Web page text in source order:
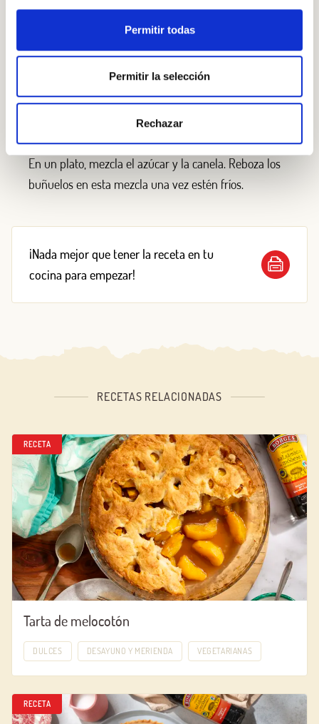
Permitir todas
Permitir la selección
Rechazar
Saca los buñuelos de la sartén y déjalos sobre papel
Paso 4
En un plato, mezcla el azúcar y la canela. Reboza los
buñuelos en esta mezcla una vez estén fríos.
¡Nada mejor que tener la receta en tu
cocina para empezar!
RECETAS RELACIONADAS
RECETA
Tarta de melocotón
DULCES DESAYUNO Y MERIENDA VEGETARIANAS
RECETA